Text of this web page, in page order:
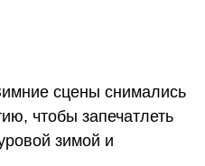
сцены снимались
чтобы запечатлеть
зимой и